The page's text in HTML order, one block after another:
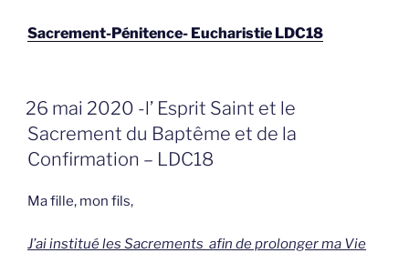
Sacrement-Pénitence- Eucharistie LDC18
GEPLAATST
OP
26 mai 2020 -l’ Esprit Saint et le
Sacrement du Baptême et de la
Confirmation – LDC18
Ma fille, mon fils,
J’ai institué les Sacrements afin de prolonger ma Vie